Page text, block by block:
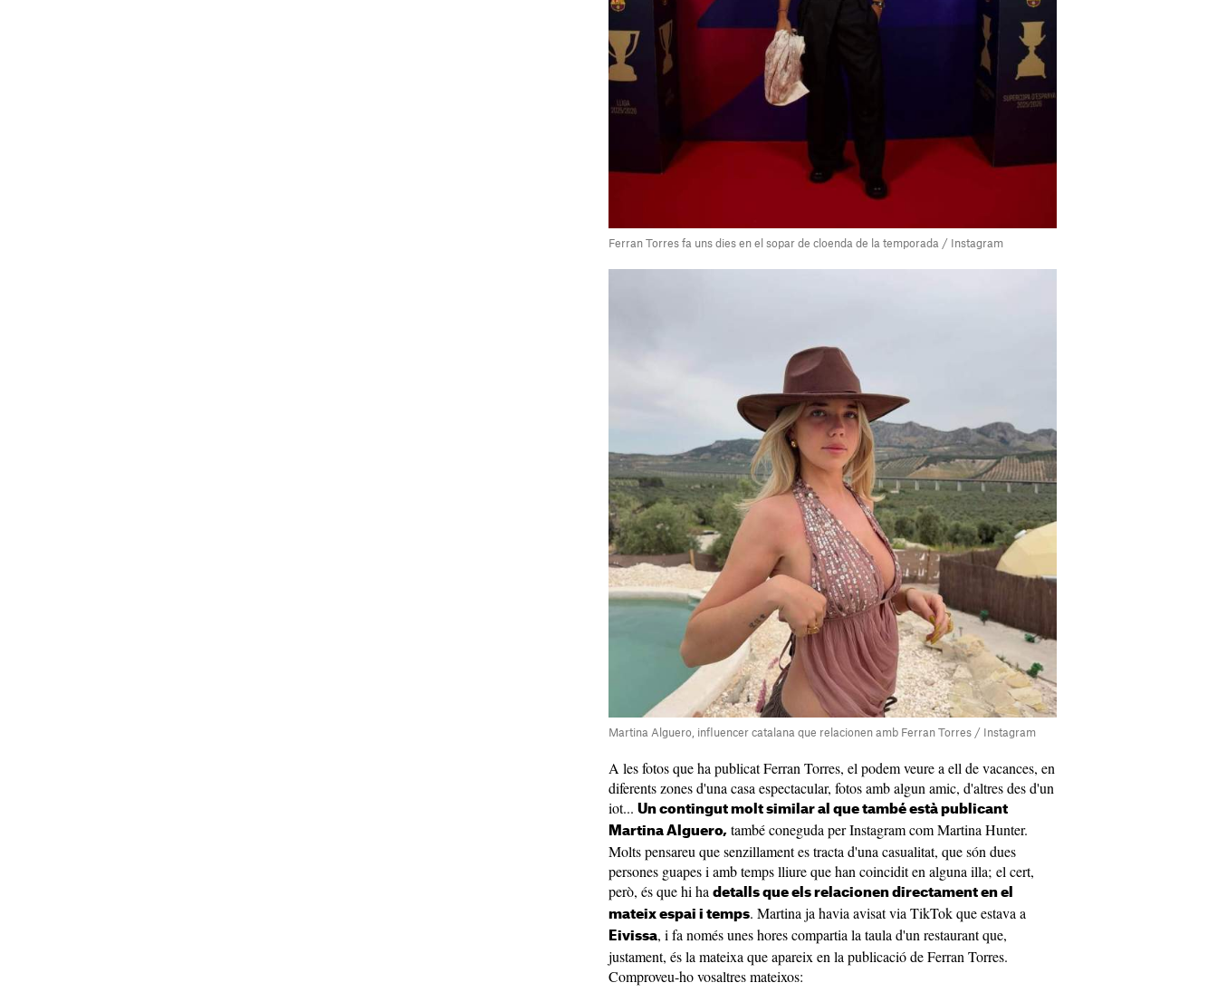
Ferran Torres fa uns dies en el sopar de cloenda de la temporada / Instagram
Martina Alguero, influencer catalana que relacionen amb Ferran Torres / Instagram
A les fotos que ha publicat Ferran Torres, el podem veure a ell de vacances, en
diferents zones d'una casa espectacular, fotos amb algun amic, d'altres des d'un
iot... Un contingut molt similar al que també està publicant
Martina Alguero, també coneguda per Instagram com Martina Hunter.
Molts pensareu que senzillament es tracta d'una casualitat, que són dues
persones guapes i amb temps lliure que han coincidit en alguna illa; el cert,
però, és que hi ha detalls que els relacionen directament en el
mateix espai i temps. Martina ja havia avisat via TikTok que estava a
Eivissa, i fa només unes hores compartia la taula d'un restaurant que,
justament, és la mateixa que apareix en la publicació de Ferran Torres.
Comproveu-ho vosaltres mateixos: